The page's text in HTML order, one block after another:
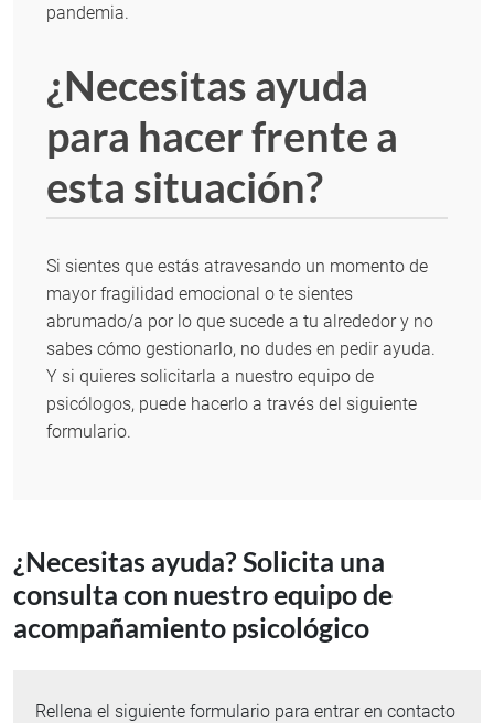
pandemia.
¿Necesitas ayuda
para hacer frente a
esta situación?
Si sientes que estás atravesando un momento de
mayor fragilidad emocional o te sientes
abrumado/a por lo que sucede a tu alrededor y no
sabes cómo gestionarlo, no dudes en pedir ayuda.
Y si quieres solicitarla a nuestro equipo de
psicólogos, puede hacerlo a través del siguiente
formulario.
¿Necesitas ayuda? Solicita una
consulta con nuestro equipo de
acompañamiento psicológico
Rellena el siguiente formulario para entrar en contacto